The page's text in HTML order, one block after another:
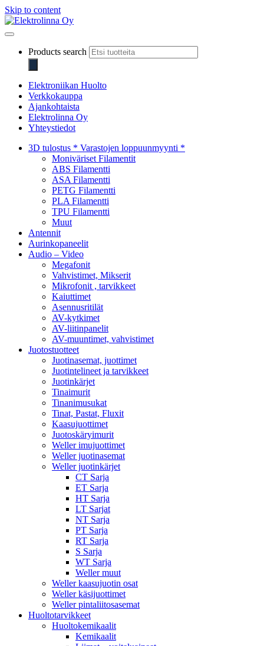
Skip to content
Products search
Elektroniikan Huolto
Verkkokauppa
Ajankohtaista
Elektrolinna Oy
Yhteystiedot
3D tulostus * Varastojen loppuunmyynti *
Moniväriset Filamentit
ABS Filamentti
ASA Filamentti
PETG Filamentti
PLA Filamentti
TPU Filamentti
Muut
Antennit
Aurinkopaneelit
Audio – Video
Megafonit
Vahvistimet, Mikserit
Mikrofonit , tarvikkeet
Kaiuttimet
Asennusritilät
AV-kytkimet
AV-liitinpanelit
AV-muuntimet, vahvistimet
Juotostuotteet
Juotinasemat, juottimet
Juotintelineet ja tarvikkeet
Juotinkärjet
Tinaimurit
Tinanimusukat
Tinat, Pastat, Fluxit
Kaasujuottimet
Juotoskäryimurit
Weller imujuottimet
Weller juotinasemat
Weller juotinkärjet
CT Sarja
ET Sarja
HT Sarja
LT Sarjat
NT Sarja
PT Sarja
RT Sarja
S Sarja
WT Sarja
Weller muut
Weller kaasujuotin osat
Weller käsijuottimet
Weller pintaliitosasemat
Huoltotarvikkeet
Huoltokemikaalit
Kemikaalit